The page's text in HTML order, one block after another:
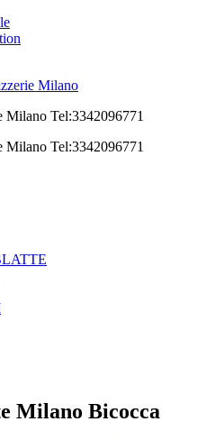
Milano Tel:3342096771
Milano Tel:3342096771
Milano Bicocca